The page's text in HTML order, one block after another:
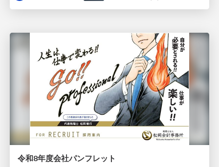
令和8年度会社パンフレット